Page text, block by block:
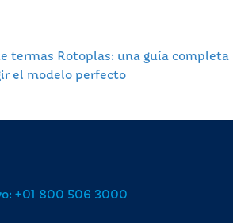
termas Rotoplas: una guía completa
el modelo perfecto
+01 800 506 3000